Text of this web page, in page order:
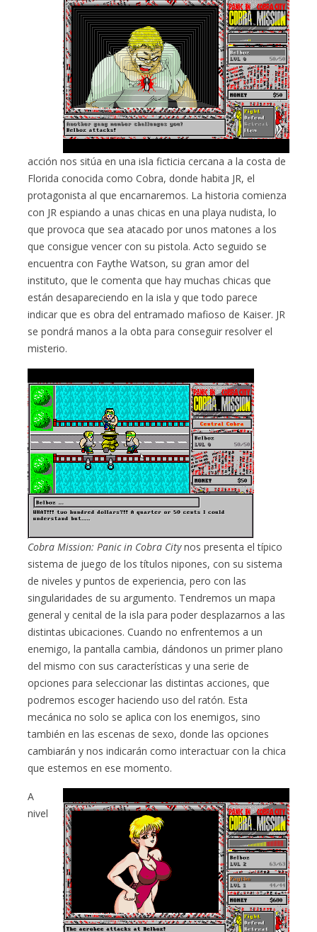
acción nos sitúa en una isla ficticia cercana a la costa de
Florida conocida como Cobra, donde habita JR, el
protagonista al que encarnaremos. La historia comienza
con JR espiando a unas chicas en una playa nudista, lo
que provoca que sea atacado por unos matones a los
que consigue vencer con su pistola. Acto seguido se
encuentra con Faythe Watson, su gran amor del
instituto, que le comenta que hay muchas chicas que
están desapareciendo en la isla y que todo parece
indicar que es obra del entramado mafioso de Kaiser. JR
se pondrá manos a la obta para conseguir resolver el
misterio.
Cobra Mission: Panic in Cobra Citynos presenta el típico
sistema de juego de los títulos nipones, con su sistema
de niveles y puntos de experiencia, pero con las
singularidades de su argumento. Tendremos un mapa
general y cenital de la isla para poder desplazarnos a las
distintas ubicaciones. Cuando no enfrentemos a un
enemigo, la pantalla cambia, dándonos un primer plano
del mismo con sus características y una serie de
opciones para seleccionar las distintas acciones, que
podremos escoger haciendo uso del ratón. Esta
mecánica no solo se aplica con los enemigos, sino
también en las escenas de sexo, donde las opciones
cambiarán y nos indicarán como interactuar con la chica
que estemos en ese momento.
A
nivel